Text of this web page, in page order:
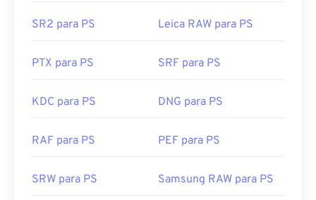
fáceis de transportar, armazenar ou compartilhar.
convertido para um formato de arquivo que pode
conversão épara JPEG , que oferececompactação
com perdas
, que oferece
SR2 para PS Leica RAW para PS
PTX para PS SRF para PS
KDC para PS DNG para PS
RAF para PS PEF para PS
SRW para PS Samsung RAW para PS